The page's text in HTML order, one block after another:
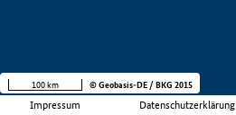
Impressum Datenschutzerklärung
100 km © Geobasis-DE / BKG 2015